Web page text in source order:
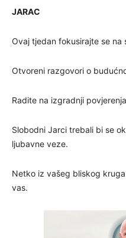
JARAC
Ovaj tjedan fokusirajte se na
Otvoreni razgovori o
Radite na izgradnji
Slobodni Jarci trebali bi se
ljubavne veze.
Netko iz vašeg bliskog
vas.